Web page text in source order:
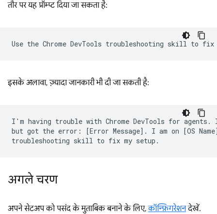
तौर पर यह प्रॉम्प्ट दिया जा सकता है:
इसके अलावा, ज़्यादा जानकारी भी दी जा सकती है:
I'm having trouble with Chrome DevTools for
but got the error: [Error Message]. I am on [OS
अगले चरण
अपने सेटअप को पसंद के मुताबिक बनाने के लिए,कॉन्फ़िगरेशनदेखें.